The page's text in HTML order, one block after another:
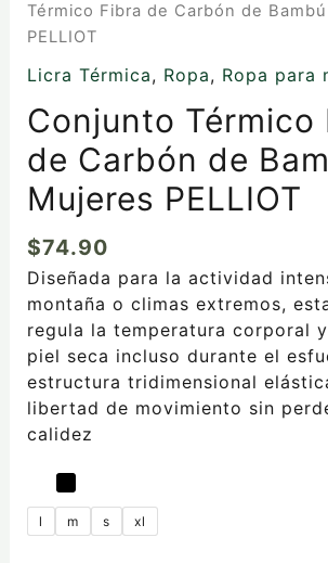
Térmico Fibra de Carbón de
PELLIOT
Licra Térmica, Ropa, Ropa para
Conjunto Térmico
de Carbón de
Mujeres PELLIOT
$74.90
Diseñada para la actividad
montaña o climas extremos,
regula la temperatura corporal
piel seca incluso durante el
estructura tridimensional
libertad de movimiento sin
calidez
l m s xl